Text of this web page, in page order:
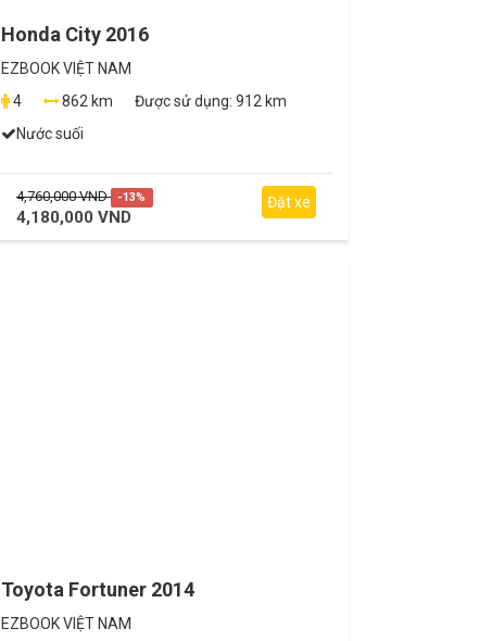
Honda City 2016
EZBOOK VIỆT NAM
4
862 km Được sử dụng: 912 km
Nước suối
4,760,000 VND -13%
4,180,000 VND
Đặt xe
Toyota Fortuner 2014
EZBOOK VIỆT NAM